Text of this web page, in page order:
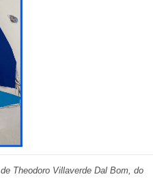
de Theodoro Villaverde Dal Bom, do